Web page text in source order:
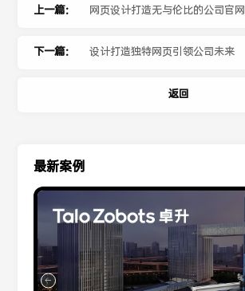
上一篇： 网页设计打造无与伦比的公司官网
下一篇： 设计打造独特网页引领公司未来
返回
最新案例